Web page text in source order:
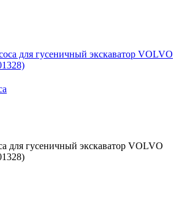
для гусеничный экскаватор VOLVO